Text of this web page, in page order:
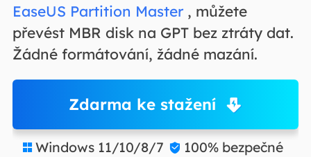
EaseUS Partition Master, můžete
převést MBR disk na GPT bez ztráty dat.
Žádné formátování, žádné mazání.
Zdarma ke stažení
 Windows 11/10/8/7  100% bezpečné